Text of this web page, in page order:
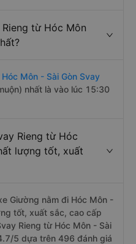
từ Hóc Môn
Môn - Sài Gòn Svay
nhất là vào lúc 15:30
Rieng từ Hóc
lượng tốt, xuất
Giường nằm đi Hóc Môn -
tốt, xuất sắc, cao cấp
Rieng từ Hóc Môn - Sài
5 dựa trên 496 đánh giá